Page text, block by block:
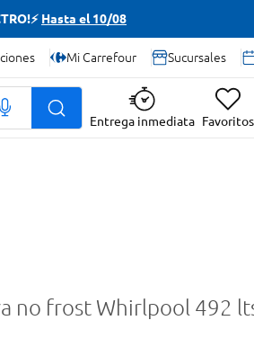
Hasta el 10/08
Mi Carrefour Sucursales
Entrega inmediata Favoritos
no frost Whirlpool 492